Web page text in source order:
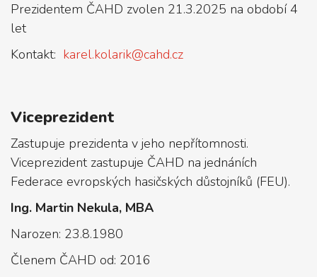
Prezidentem ČAHD zvolen 21.3.2025 na období 4
let
Kontakt: karel.kolarik@cahd.cz
Viceprezident
Zastupuje prezidenta v jeho nepřítomnosti.
Viceprezident zastupuje ČAHD na jednáních
Federace evropských hasičských důstojníků (FEU).
Ing. Martin Nekula, MBA
Narozen: 23.8.1980
Členem ČAHD od: 2016